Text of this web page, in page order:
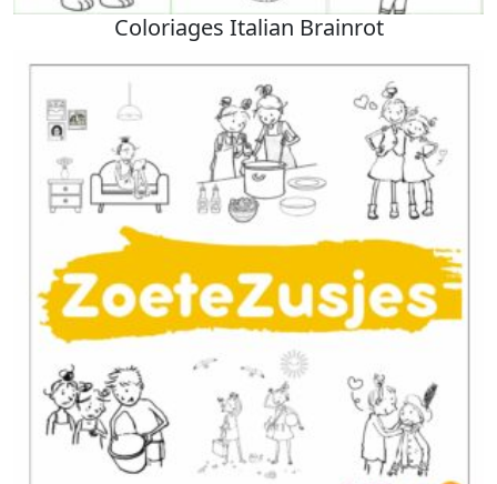
Coloriages Italian Brainrot